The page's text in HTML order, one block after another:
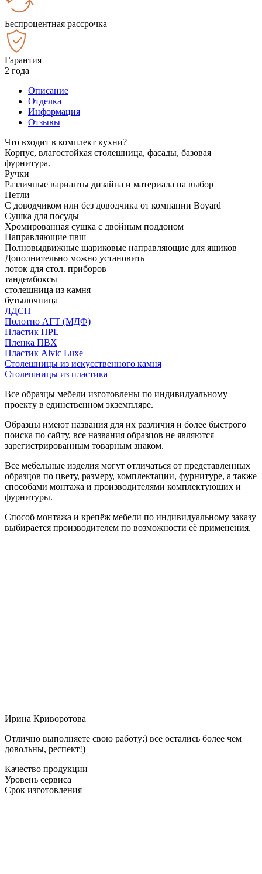
Беспроцентная рассрочка
Гарантия
2 года
Описание
Отделка
Информация
Отзывы
Что входит в комплект кухни?
Корпус, влагостойкая столешница, фасады, базовая
фурнитура.
Ручки
Различные варианты дизайна и материала на выбор
Петли
С доводчиком или без доводчика от компании Boyard
Сушка для посуды
Хромированная сушка с двойным поддоном
Направляющие пвш
Полновыдвижные шариковые направляющие для ящиков
Дополнительно можно установить
лоток для стол. приборов
тандембоксы
столешница из камня
бутылочница
ЛДСП
Полотно АГТ (МДФ)
Пластик HPL
Пленка ПВХ
Пластик Alvic Luxe
Столешницы из искусственного камня
Столешницы из пластика
Все образцы мебели изготовлены по индивидуальному
проекту в единственном экземпляре.
Образцы имеют названия для их различия и более быстрого
поиска по сайту, все названия образцов не являются
зарегистрированным товарным знаком.
Все мебельные изделия могут отличаться от представленных
образцов по цвету, размеру, комплектации, фурнитуре, а также
способами монтажа и производителями комплектующих и
фурнитуры.
Способ монтажа и крепёж мебели по индивидуальному заказу
выбирается производителем по возможности её применения.
Ирина Криворотова
Отлично выполняете свою работу:) все остались более чем
довольны, респект!)
Качество продукции
Уровень сервиса
Срок изготовления